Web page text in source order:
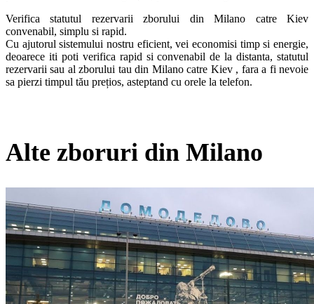
Verifica statutul rezervarii zborului din Milano catre Kiev
convenabil, simplu si rapid.
Cu ajutorul sistemului nostru eficient, vei economisi timp si energie,
deoarece iti poti verifica rapid si convenabil de la distanta, statutul
rezervarii sau al zborului tau din Milano catre Kiev , fara a fi nevoie
sa pierzi timpul tău prețios, asteptand cu orele la telefon.
Alte zboruri din Milano